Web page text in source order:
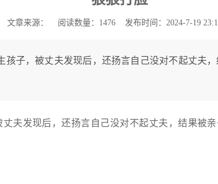
文章来源： 阅读数量：1476 发布时间：2024-7-19
孩子，被丈夫发现后，还扬言自己没对不起丈夫
夫发现后，还扬言自己没对不起丈夫，结果被